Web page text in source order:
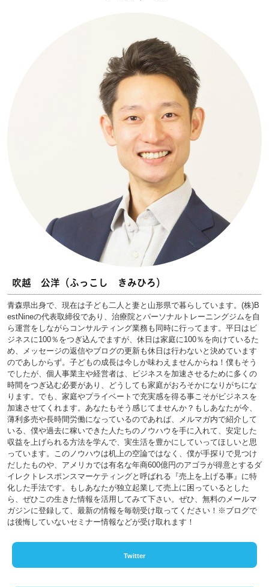
吹越 公洋（ふっこし きみひろ）
青森県出身で、現在は子ども二人と妻と山形県で暮らしています。(株)B
estNineの代表取締役であり、治療院とパーソナルトレーニングジムを自
ら運営をしながらコンサルティング業務も同時に行ってます。平日はビ
ジネスに100％をつぎ込んでますが、休日は家庭に100％を向けているた
め、メッセージの返信やブログの更新も休日は行わないと決めています
のであしからず。子どもの成長は今しか味わえませんからね！僕もそう
でしたが、個人事業主や経営者は、ビジネスを加速させるために多くの
時間をつぎ込む必要があり、どうしても家庭がおろそかになりがちにな
ります。でも、家庭やプライベートで充実感を得る事こそがビジネスを
加速させてくれます。あなたもそう感じてませんか？もしあなたが今、
薄利多売や長時間労働になっているのであれば、メルマガ内で紹介して
いる、僕や過去に稼いできた人たちのノウハウを手に入れて、安定した
収益を上げられる方法を学んで、実生活を豊かにしていってほしいと思
っています。このノウハウは机上の空論ではなく、僕が手探りで見つけ
だしたものや、アメリカでは有名な年商600億円のアゴラが得意とするダ
イレクトレスポンスマーケティングと呼ばれる『売上を上げる事』に特
化した手法です。もしあなたが独立起業して売上に困っているとした
ら、ぜひこの生きた情報を活用してみて下さい。ぜひ、無料のメールマ
ガジンに登録して、最新の情報を毎朝受け取ってください！※ブログで
は後悔していないセミナー情報などが受け取れます！
Twitter